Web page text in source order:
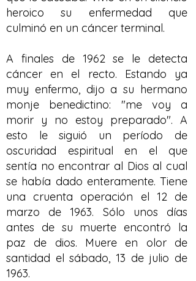
heroico su enfermedad que
culminó en un cáncer terminal.
A finales de 1962 se le detecta
cáncer en el recto. Estando ya
muy enfermo, dijo a su hermano
monje benedictino: "me voy a
morir y no estoy preparado". A
esto le siguió un período de
oscuridad espiritual en el que
sentía no encontrar al Dios al cual
se había dado enteramente. Tiene
una cruenta operación el 12 de
marzo de 1963. Sólo unos días
antes de su muerte encontró la
paz de dios. Muere en olor de
santidad el sábado, 13 de julio de
1963.